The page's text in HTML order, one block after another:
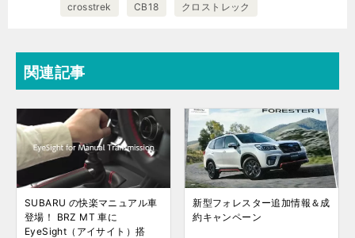
crosstrek CB18 クロストレック
関連記事
SUBARU の快楽マニュアル車
登場！ BRZ MT 車に
EyeSight（アイサイト）搭
新型フォレスター追加情報＆成
約キャンペーン